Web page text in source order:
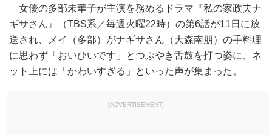
女優の多部未華子が主演を務めるドラマ『私の家政夫ナ
ギサさん』（TBS系／毎週火曜22時）の第6話が11日に放
送され、メイ（多部）がナギサさん（大森南朋）の手料理
に思わず「おいひいです」とつぶやき舌鼓を打つ姿に、ネ
ット上には「かわいすぎる」といった声が集まった。
[ADVERTISEMENT]